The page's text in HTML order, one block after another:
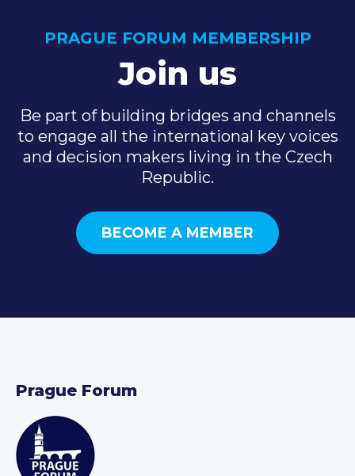
PRAGUE FORUM MEMBERSHIP
Join us
Be part of building bridges and channels
to engage all the international key voices
and decision makers living in the Czech
Republic.
BECOME A MEMBER
Prague Forum